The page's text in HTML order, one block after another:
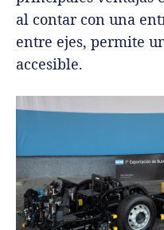
al contar con una
entre ejes, permite
accesible.